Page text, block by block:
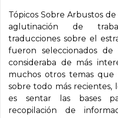
Tópicos Sobre Arbustos de
aglutinación de
traducciones sobre el
fueron seleccionados
consideraba de más
muchos otros temas
sobre todo más
es sentar las bases
recopilación de